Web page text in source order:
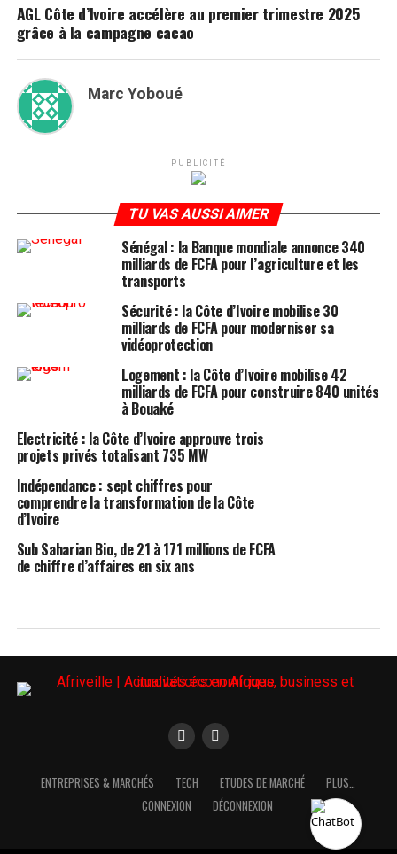
AGL Côte d’Ivoire accélère au premier trimestre 2025
grâce à la campagne cacao
Marc Yoboué
PUBLICITÉ
TU VAS AUSSI AIMER
Sénégal : la Banque mondiale annonce 340
milliards de FCFA pour l’agriculture et les
transports
Sécurité : la Côte d’Ivoire mobilise 30
milliards de FCFA pour moderniser sa
vidéoprotection
Logement : la Côte d’Ivoire mobilise 42
milliards de FCFA pour construire 840 unités
à Bouaké
Électricité : la Côte d’Ivoire approuve trois
projets privés totalisant 735 MW
Indépendance : sept chiffres pour
comprendre la transformation de la Côte
d’Ivoire
Sub Saharian Bio, de 21 à 171 millions de FCFA
de chiffre d’affaires en six ans
ENTREPRISES & MARCHÉS TECH ETUDES DE MARCHÉ
PLUS…
CONNEXION
DÉCONNEXION